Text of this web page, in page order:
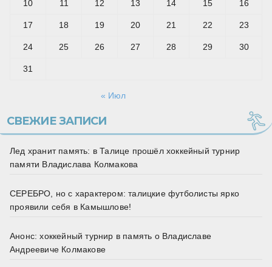
10 11 12 13 14 15 16
17 18 19 20 21 22 23
24 25 26 27 28 29 30
31
« Июл
СВЕЖИЕ ЗАПИСИ
Лед хранит память: в Талице прошёл хоккейный турнир
памяти Владислава Колмакова
СЕРЕБРО, но с характером: талицкие футболисты ярко
проявили себя в Камышлове!
Анонс: хоккейный турнир в память о Владиславе
Андреевиче Колмакове